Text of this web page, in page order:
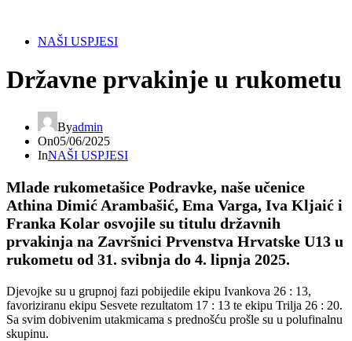
NAŠI USPJESI
Državne prvakinje u rukometu
Byadmin
On05/06/2025
InNAŠI USPJESI
Mlade rukometašice Podravke, naše učenice
Athina Dimić Arambašić, Ema Varga, Iva Kljaić i
Franka Kolar osvojile su titulu državnih
prvakinja na Završnici Prvenstva Hrvatske U13 u
rukometu od 31. svibnja do 4. lipnja 2025.
Djevojke su u grupnoj fazi pobijedile ekipu Ivankova 26 : 13,
favoriziranu ekipu Sesvete rezultatom 17 : 13 te ekipu Trilja 26 : 20.
Sa svim dobivenim utakmicama s prednošću prošle su u polufinalnu
skupinu.